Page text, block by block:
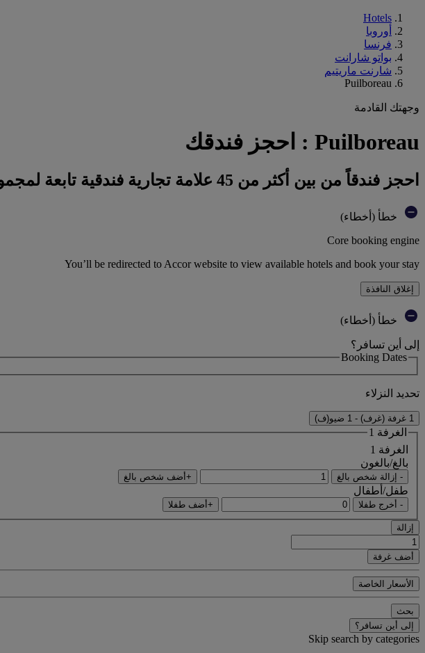
Hotels
أوروبا
فرنسا
بواتو شارانت
شارنت ماريتيم
Puilboreau
وجهتك القادمة
Puilboreau : احجز فندقك
احجز فندقاً من بين أكثر من 45 علامة تجارية فندقية تابعة لمجموعة أكور
خطأ (أخطاء)
Core booking engine
You’ll be redirected to Accor website to view available hotels and book your stay
إغلاق النافذة
خطأ (أخطاء)
إلى أين تسافر؟
Booking Dates
تحديد النزلاء
1 غرفة (غرف) - 1 ضيو(ف)
الغرفة 1
الغرفة 1
بالغ/بالغون
- إزالة شخص بالغ +أضف شخص بالغ
طفل/أطفال
- أخرج طفلا +أضف طفلا
إزالة
أضف غرفة
الأسعار الخاصة
بحث
إلى أين تسافر؟
Skip search by categories